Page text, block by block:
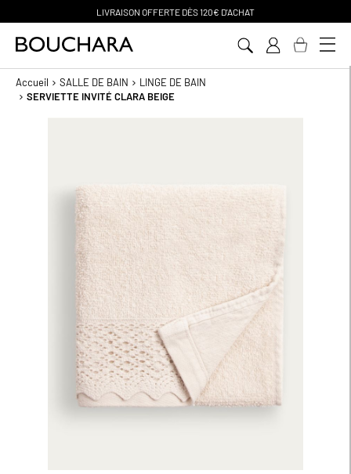
PAIEMENT EN 3 SANS FRAIS
Accueil SALLE DE BAIN
LINGE DE BAIN
SERVIETTE INVITÉ CLARA BEIGE
galerie
d’images